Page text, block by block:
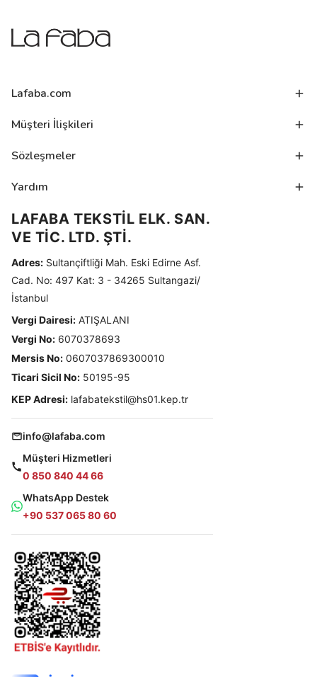
Lafaba.com
Müşteri İlişkileri
Sözleşmeler
Yardım
LAFABA TEKSTİL ELK. SAN.
VE TİC. LTD. ŞTİ.
Adres: Sultançiftliği Mah. Eski Edirne Asf.
Cad. No: 497 Kat: 3 - 34265 Sultangazi/
İstanbul
Vergi Dairesi: ATIŞALANI
Vergi No: 6070378693
Mersis No: 0607037869300010
Ticari Sicil No: 50195-95
KEP Adresi: lafabatekstil@hs01.kep.tr
info@lafaba.com
Müşteri Hizmetleri
0 850 840 44 66
WhatsApp Destek
+90 537 065 80 60